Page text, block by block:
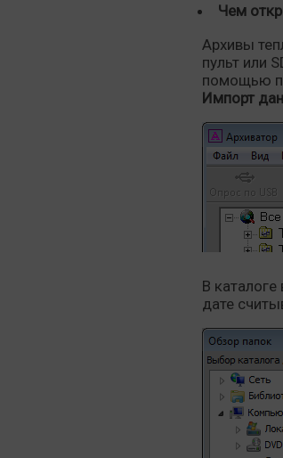
Чем
Архивы
пульт или
помощью
Импорт
В
дате